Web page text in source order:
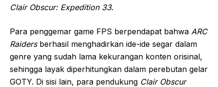
Clair Obscur: Expedition 33.
Para penggemar game FPS berpendapat bahwa ARC
Raidersberhasil menghadirkan ide-ide segar dalam
genre yang sudah lama kekurangan konten orisinal,
sehingga layak diperhitungkan dalam perebutan gelar
GOTY. Di sisi lain, para pendukung Clair Obscur